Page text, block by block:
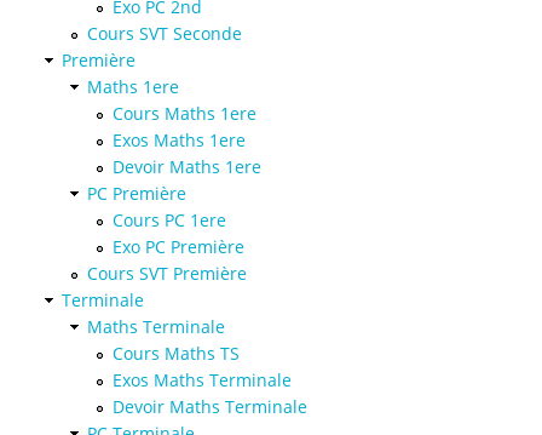
Exo PC 2nd
Cours SVT Seconde
Première
Maths 1ere
Cours Maths 1ere
Exos Maths 1ere
Devoir Maths 1ere
PC Première
Cours PC 1ere
Exo PC Première
Cours SVT Première
Terminale
Maths Terminale
Cours Maths TS
Exos Maths Terminale
Devoir Maths Terminale